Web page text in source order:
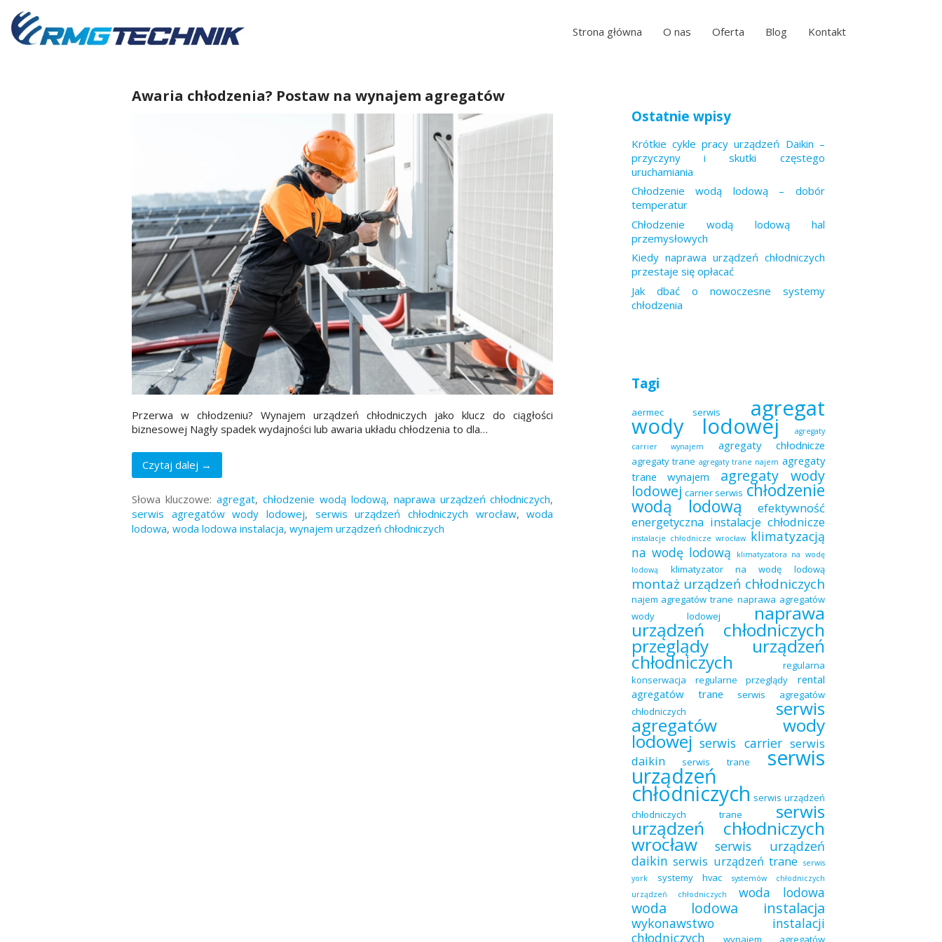
do
zawartości
Strona główna O nas Oferta Blog Kontakt
Awaria chłodzenia? Postaw na wynajem agregatów
Przerwa w chłodzeniu? Wynajem urządzeń chłodniczych jako klucz do ciągłości
biznesowej Nagły spadek wydajności lub awaria układu chłodzenia to dla…
Czytaj dalej →
Słowa kluczowe: agregat, chłodzenie wodą lodową, naprawa urządzeń chłodniczych,
serwis agregatów wody lodowej, serwis urządzeń chłodniczych wrocław,woda
lodowa, woda lodowa instalacja, wynajem urządzeń chłodniczych
Ostatnie wpisy
Krótkie cykle pracy urządzeń Daikin –
przyczyny i skutki częstego
uruchamiania
Chłodzenie wodą lodową – dobór
temperatur
Chłodzenie wodą lodową hal
przemysłowych
Kiedy naprawa urządzeń chłodniczych
przestaje się opłacać
Jak dbać o nowoczesne systemy
chłodzenia
Tagi
aermec serwis agregat
wody lodowej
agregaty
carrier wynajem
agregaty chłodnicze
agregaty trane agregaty trane najem agregaty
trane wynajem
agregaty wody
lodowej carrier serwis chłodzenie
wodą lodową
efektywność
energetyczna instalacje chłodnicze
instalacje chłodnicze wrocław klimatyzacją
na wodę lodową
klimatyzatora na wodę
lodową
klimatyzator na wodę lodową
montaż urządzeń chłodniczych
najem agregatów trane naprawa agregatów
wody lodowej
naprawa
urządzeń chłodniczych
przeglądy urządzeń
chłodniczych
regularna
konserwacja
regularne przeglądy
rental
agregatów trane
serwis agregatów
chłodniczych
serwis
agregatów wody
lodowej serwis carrier serwis
daikin
serwis trane serwis
urządzeń
chłodniczych serwis urządzeń
chłodniczych trane
serwis
urządzeń chłodniczych
wrocław
serwis urządzeń
daikin serwis urządzeń trane
serwis
york
systemy hvac
systemów chłodniczych
urządzeń chłodniczych
woda lodowa
woda lodowa instalacja
wykonawstwo instalacji
chłodniczych
wynajem agregatów